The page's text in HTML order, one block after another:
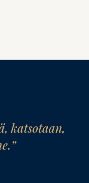
katsotaan,